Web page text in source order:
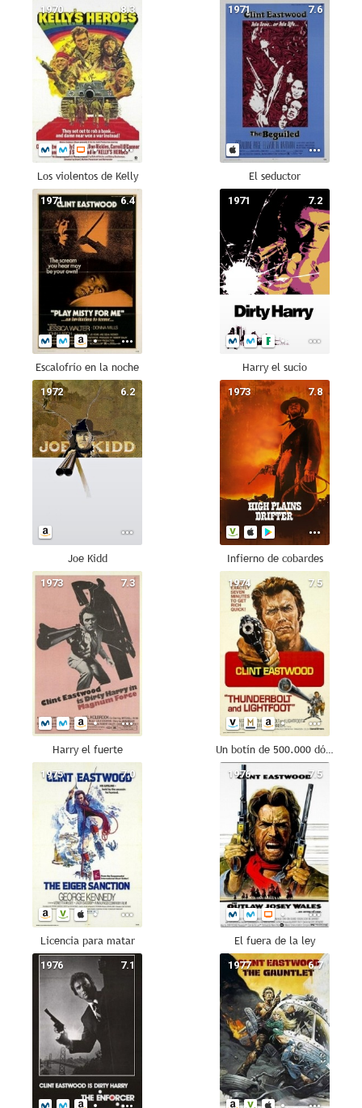
8.3
1970
Los violentos de Kelly
7.6
1971
El seductor
6.4
1971
Escalofrío en la noche
7.2
1971
Harry el sucio
6.2
1972
Joe Kidd
7.8
1973
Infierno de cobardes
7.3
1973
Harry el fuerte
7.5
1974
Un botín de 500.000 dólares
7.0
1975
Licencia para matar
7.5
1976
El fuera de la ley
7.1
1976 6.7
1977